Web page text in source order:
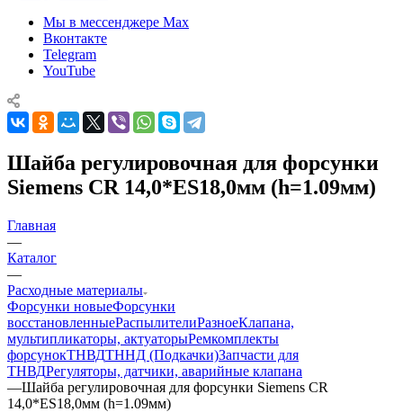
Мы в мессенджере Max
Вконтакте
Telegram
YouTube
Шайба регулировочная для форсунки
Siemens CR 14,0*ES18,0мм (h=1.09мм)
Главная
—
Каталог
—
Расходные материалы
Форсунки новыеФорсунки
восстановленныеРаспылителиРазноеКлапана,
мультипликаторы, актуаторыРемкомплекты
форсунокТНВДТННД (Подкачки)Запчасти для
ТНВДРегуляторы, датчики, аварийные клапана
—Шайба регулировочная для форсунки Siemens CR
14,0*ES18,0мм (h=1.09мм)